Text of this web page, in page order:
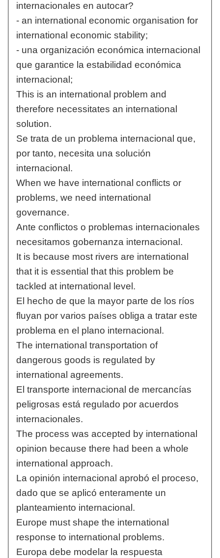
internacionales en autocar?
- an international economic organisation for
international economic stability;
- una organización económica internacional
que garantice la estabilidad económica
internacional;
This is an international problem and
therefore necessitates an international
solution.
Se trata de un problema internacional que,
por tanto, necesita una solución
internacional.
When we have international conflicts or
problems, we need international
governance.
Ante conflictos o problemas internacionales
necesitamos gobernanza internacional.
It is because most rivers are international
that it is essential that this problem be
tackled at international level.
El hecho de que la mayor parte de los ríos
fluyan por varios países obliga a tratar este
problema en el plano internacional.
The international transportation of
dangerous goods is regulated by
international agreements.
El transporte internacional de mercancías
peligrosas está regulado por acuerdos
internacionales.
The process was accepted by international
opinion because there had been a whole
international approach.
La opinión internacional aprobó el proceso,
dado que se aplicó enteramente un
planteamiento internacional.
Europe must shape the international
response to international problems.
Europa debe modelar la respuesta